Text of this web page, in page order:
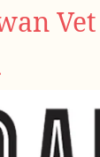
Vet